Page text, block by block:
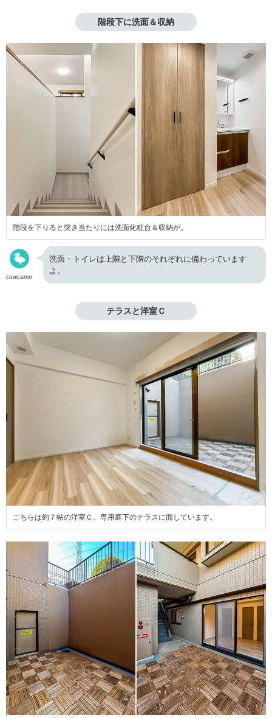
階段下に洗面＆収納
階段を下りると突き当たりには洗面化粧台＆収納が。
cowcamo
洗面・トイレは上階と下階のそれぞれに備わっています
よ。
テラスと洋室Ｃ
こちらは約７帖の洋室Ｃ。専用庭下のテラスに面しています。